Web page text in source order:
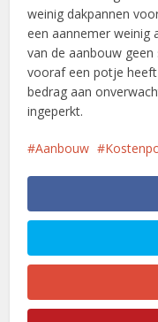
weinig dakpannen
een aannemer weinig
van de aanbouw
vooraf een potje
bedrag aan
ingeperkt.
Aanbouw